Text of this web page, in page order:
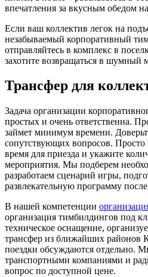
впечатления за вкусным обедом
Если ваш коллектив легок на
незабываемый корпоративный
отправляйтесь в комплекс в
захотите возвращаться в шумный
Трансфер для
Задача организации
простых и очень ответственна.
займет минимум времени.
сопутствующих вопросов. Просто
время для приезда и укажите
мероприятия. Мы подберем
разработаем сценарий игры,
развлекательную программу
В нашей компетенции
организация тимбилдингов под
техническое оснащение,
трансфер из ближайших районов
поездки обсуждаются отдельно.
транспортными компаниями и
вопрос по доступной цене.